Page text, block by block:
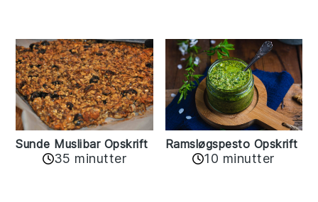
Sunde Muslibar Opskrift
35 minutter
Ramsløgspesto Opskrift
10 minutter